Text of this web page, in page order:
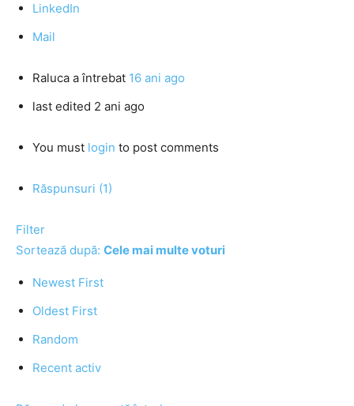
LinkedIn
Mail
Raluca a întrebat 16 ani ago
last edited 2 ani ago
You must login to post comments
Răspunsuri (1)
Filter
Sortează după: Cele mai multe voturi
Newest First
Oldest First
Random
Recent activ